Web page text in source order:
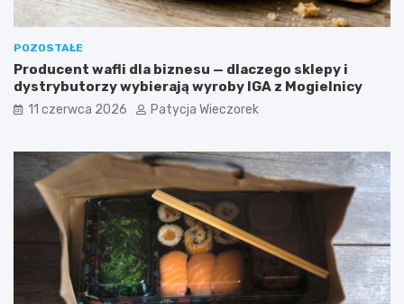
POZOSTAŁE
Producent wafli dla biznesu — dlaczego sklepy i
dystrybutorzy wybierają wyroby IGA z Mogielnicy
11 czerwca 2026 Patycja Wieczorek